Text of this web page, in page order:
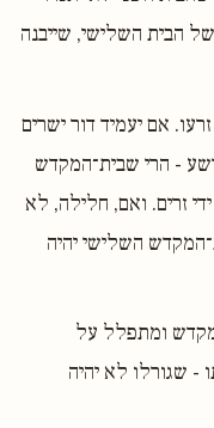
הבית השלישי, שייבנה
אם יעמיד דור ישרים
- הרי שבית־המקדש
זרים. ואם, חלילה, לא
השלישי יהיה
ומתפלל על
- שגורלו לא יהיה